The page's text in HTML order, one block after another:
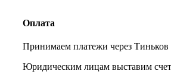
Оплата
Принимаем платежи через
Юридическим лицам выставим